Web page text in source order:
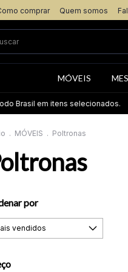
comprar Quem somos
MÓVEIS
itens selecionados.
. MÓVEIS . Poltronas
por